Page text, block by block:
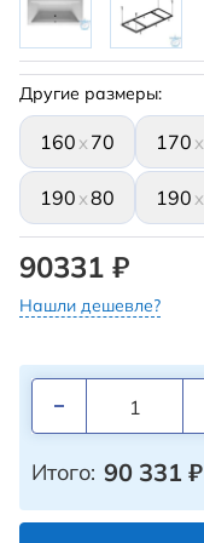
Другие размеры:
160 x 70 170 x
190 x80 190 x
90331 ₽
Нашли дешевле?
Итого: 90 331 ₽